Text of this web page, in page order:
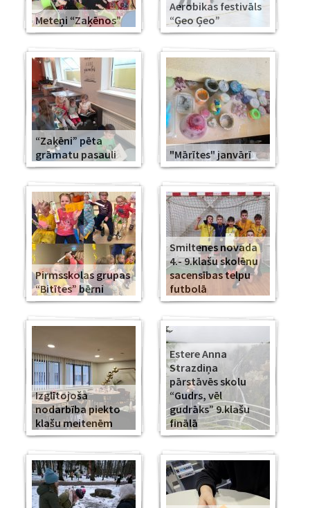
Meteņi “Zaķēnos”
Aerobikas festivāls
“Ģeo Ģeo”
“Zaķēni” pēta
grāmatu pasauli
"Mārītes" janvārī
Pirmsskolas grupas
“Bitītes” bērni
Smiltenes novada
4.- 9.klašu skolēnu
sacensības telpu
futbolā
Izglītojoša
nodarbība piekto
klašu meitenēm
Estere Anna
Strazdiņa
pārstāvēs skolu
“Gudrs, vēl
gudrāks” 9.klašu
finālā